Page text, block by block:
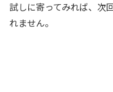
試しに寄ってみれば、次
れません。